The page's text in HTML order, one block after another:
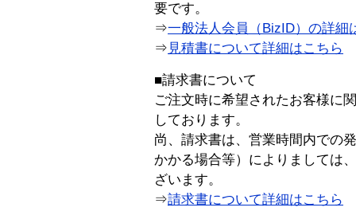
要です。
⇒一般法人会員（BizID）の詳細
⇒ 見積書について詳細はこちら
■請求書について
ご注文時に希望されたお客様に
しております。
尚、請求書は、営業時間内での
かかる場合等）によりましては
ざいます。
⇒請求書について詳細はこちら